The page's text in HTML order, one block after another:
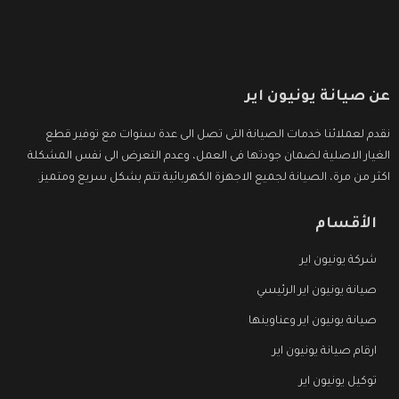
عن صيانة يونيون اير
نقدم لعملائنا خدمات الصيانة التى تصل الى عدة سنوات مع توفير قطع
الغيار الاصلية لضمان جودتها فى العمل، وعدم التعرض الى نفس المشكلة
اكثر من مرة، الصيانة لجميع الاجهزة الكهربائية تتم بشكل سريع ومتميز.
الأقسام
شركة يونيون اير
صيانة يونيون اير الرئيسي
صيانة يونيون اير وعناوينها
ارقام صيانة يونيون اير
توكيل يونيون اير